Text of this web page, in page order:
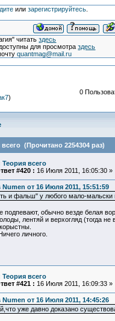
или зарегистрируйтесь.
читатьздесь
для просмотраздесь
quantmag@mail.ru
)
0
(Прочитано 2254304 раз)
Теория всего
#420 : 16 Июля 2011, 16:05:30 »
Numen от 16 Июля 2011, 15:51:59
и фальш" у любого мало-
подпевают, обычно везде белая
лентяй и верхогляд (тогда не
личного.
Теория всего
#421 : 16 Июля 2011, 16:09:33 »
Numen от 16 Июля 2011, 14:45:26
уже давно доказано